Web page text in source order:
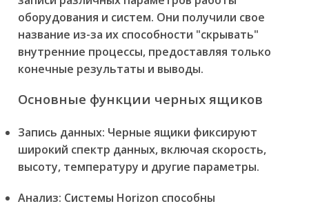
оборудования и систем. Они получили свое
название из-за их способности "скрывать"
внутренние процессы, предоставляя только
конечные результаты и выводы.
Основные функции черных ящиков
Запись данных: Черные ящики фиксируют
широкий спектр данных, включая скорость,
высоту, температуру и другие параметры.
Анализ: Системы Horizon способны